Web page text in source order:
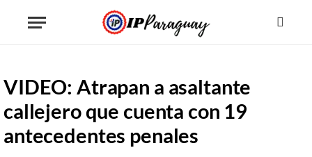
VIDEO: Atrapan a asaltante
callejero que cuenta con 19
antecedentes penales